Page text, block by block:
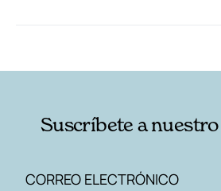
Suscríbete a